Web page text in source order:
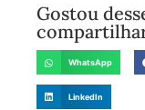
Gostou
WhatsApp
LinkedIn